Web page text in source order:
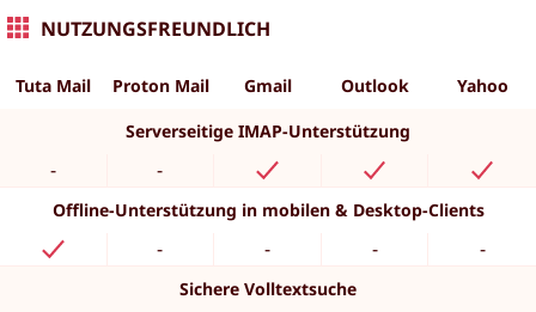
NUTZUNGSFREUNDLICH
Tuta Mail Proton Mail Gmail Outlook
Yahoo
Serverseitige IMAP-Unterstützung
- -
Offline-Unterstützung in mobilen & Desktop-Clients
- - - -
Sichere Volltextsuche